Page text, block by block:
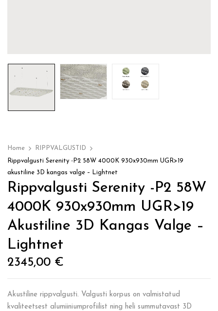
Home
RIPPVALGUSTID
Rippvalgusti Serenity -P2 58W 4000K 930x930mm UGR>19
akustiline 3D kangas valge – Lightnet
Rippvalgusti Serenity -P2 58W
4000K 930x930mm UGR>19
Akustiline 3D Kangas Valge –
Lightnet
2345,00 €
Akustiline rippvalgusti. Valgusti korpus on valmistatud
kvaliteetsest alumiiniumprofiilist ning heli summutavast 3D